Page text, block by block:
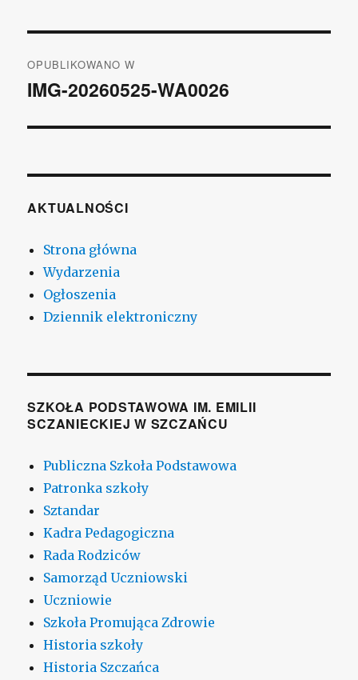
wpisu
OPUBLIKOWANO W
IMG-20260525-WA0026
AKTUALNOŚCI
Strona główna
Wydarzenia
Ogłoszenia
Dziennik elektroniczny
SZKOŁA PODSTAWOWA IM. EMILII
SCZANIECKIEJ W SZCZAŃCU
Publiczna Szkoła Podstawowa
Patronka szkoły
Sztandar
Kadra Pedagogiczna
Rada Rodziców
Samorząd Uczniowski
Uczniowie
Szkoła Promująca Zdrowie
Historia szkoły
Historia Szczańca